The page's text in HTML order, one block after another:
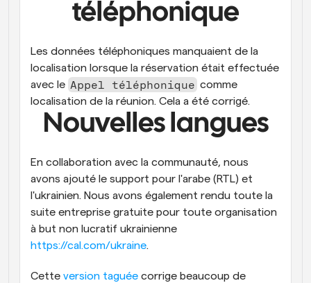
téléphonique
Les données téléphoniques manquaient de la
localisation lorsque la réservation était effectuée
avec le Appel téléphonique comme
localisation de la réunion. Cela a été corrigé.
Nouvelles langues
En collaboration avec la communauté, nous
avons ajouté le support pour l'arabe (RTL) et
l'ukrainien. Nous avons également rendu toute la
suite entreprise gratuite pour toute organisation
https://cal.com/ukraine.
Cette version taguée corrige beaucoup de